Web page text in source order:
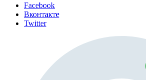
Facebook
Вконтакте
Twitter